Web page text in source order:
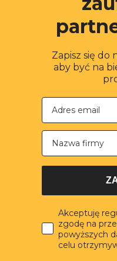
Zapisz się do
aby być na
Nazwa firmy
Akceptuję
zgodę na
powyższych
celu